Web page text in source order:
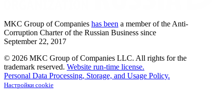
MKC Group of Companies has been a member of the Anti-
Corruption Charter of the Russian Business since
September 22, 2017
© 2026 MKC Group of Companies LLC. All rights for the
trademark reserved. Website run-time license.
Personal Data Processing, Storage, and Usage Policy.
Настройки cookie